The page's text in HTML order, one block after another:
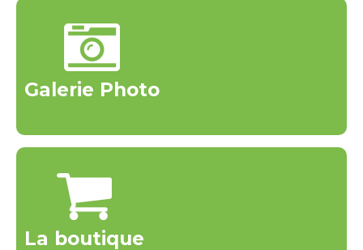
Galerie Photo
La boutique